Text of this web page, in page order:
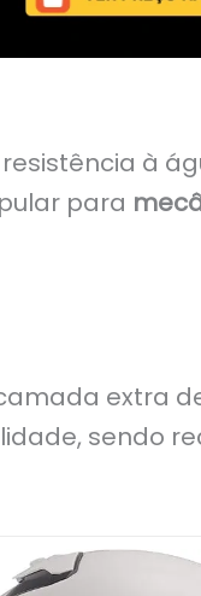
à
para
extra
sendo